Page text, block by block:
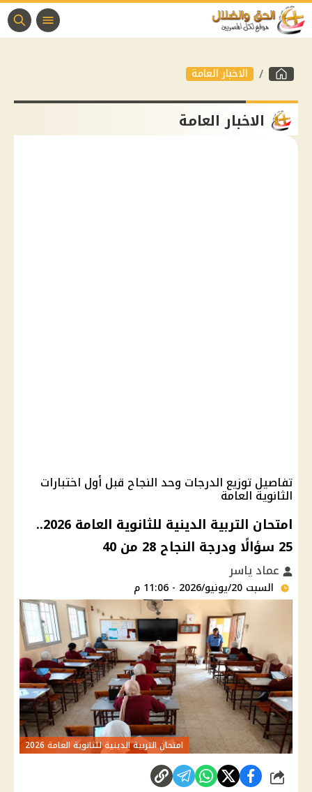
الاخبار العامة
الاخبار العامة
تفاصيل توزيع الدرجات وحد النجاح قبل أول اختبارات
الثانوية العامة
امتحان التربية الدينية للثانوية العامة 2026..
25 سؤالًا ودرجة النجاح 28 من 40
عماد ياسر
السبت 20/يونيو/2026 - 11:06 م
امتحان التربية الدينية للثانوية العامة 2026
شارك